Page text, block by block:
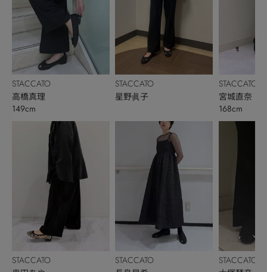
STACCATO
高橋真理
149cm
STACCATO
STACCATO
星野眞子
STACCATO
STACCATO
宮城直奈
168cm
STACCATO